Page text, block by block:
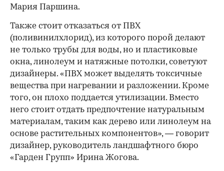
Мария Паршина.
Также стоит отказаться от ПВХ
(поливинилхлорид), из которого порой делают
не только трубы для воды, но и пластиковые
окна, линолеум и натяжные потолки, советуют
дизайнеры. «ПВХ может выделять токсичные
вещества при нагревании и разложении. Кроме
того, он плохо поддается утилизации. Вместо
него стоит отдать предпочтение натуральным
материалам, таким как дерево или линолеум на
основе растительных компонентов», — говорит
дизайнер, руководитель ландшафтного бюро
«Гарден Групп» Ирина Жогова.